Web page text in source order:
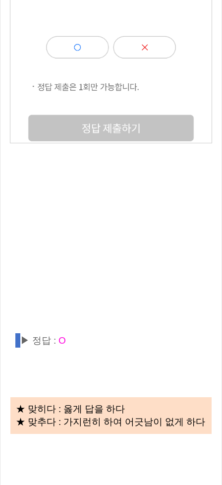
▶ 정답 : O
★ 맞히다 : 옳게 답을 하다
★ 맞추다 : 가지런히 하여 어긋남이 없게 하다